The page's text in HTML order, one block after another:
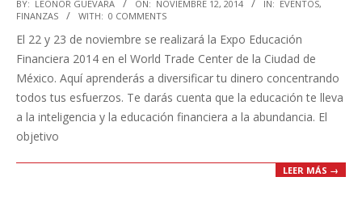
11-
12
BY: LEONOR GUEVARA ON: NOVIEMBRE 12, 2014 IN: EVENTOS,
FINANZAS
WITH: 0 COMMENTS
El 22 y 23 de noviembre se realizará la Expo Educación
Financiera 2014 en el World Trade Center de la Ciudad de
México. Aquí aprenderás a diversificar tu dinero concentrando
todos tus esfuerzos. Te darás cuenta que la educación te lleva
a la inteligencia y la educación financiera a la abundancia. El
objetivo
LEER MÁS →